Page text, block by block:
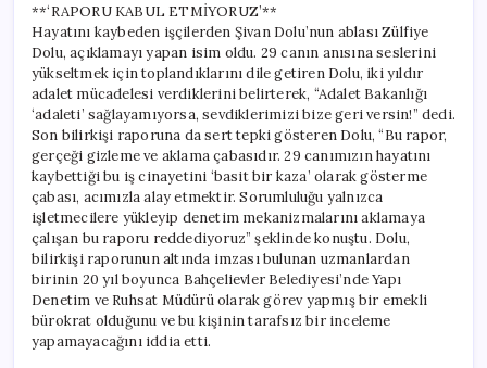
**‘RAPORU KABUL ETMİYORUZ’**
Hayatını kaybeden işçilerden Şivan Dolu’nun ablası Zülfiye
Dolu, açıklamayı yapan isim oldu. 29 canın anısına seslerini
yükseltmek için toplandıklarını dile getiren Dolu, iki yıldır
adalet mücadelesi verdiklerini belirterek, “Adalet Bakanlığı
‘adaleti’ sağlayamıyorsa, sevdiklerimizi bize geri versin!” dedi.
Son bilirkişi raporuna da sert tepki gösteren Dolu, “Bu rapor,
gerçeği gizleme ve aklama çabasıdır. 29 canımızın hayatını
kaybettiği bu iş cinayetini ‘basit bir kaza’ olarak gösterme
çabası, acımızla alay etmektir. Sorumluluğu yalnızca
işletmecilere yükleyip denetim mekanizmalarını aklamaya
çalışan bu raporu reddediyoruz” şeklinde konuştu. Dolu,
bilirkişi raporunun altında imzası bulunan uzmanlardan
birinin 20 yıl boyunca Bahçelievler Belediyesi’nde Yapı
Denetim ve Ruhsat Müdürü olarak görev yapmış bir emekli
bürokrat olduğunu ve bu kişinin tarafsız bir inceleme
yapamayacağını iddia etti.